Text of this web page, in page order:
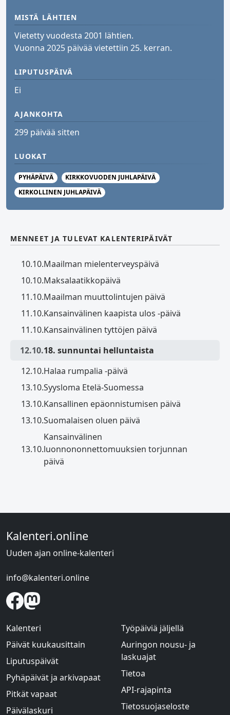
MISTÄ LÄHTIEN
Vietetty vuodesta 2001 lähtien.
Vuonna 2025 päivää vietettiin 25. kerran.
LIPUTUSPÄIVÄ
Ei
AJANKOHTA
299 päivää sitten
LUOKAT
PYHÄPÄIVÄ
KIRKKOVUODEN JUHLAPÄIVÄ
KIRKOLLINEN JUHLAPÄIVÄ
MENNEET JA TULEVAT KALENTERIPÄIVÄT
10.10.Maailman mielenterveyspäivä
10.10.Maksalaatikkopäivä
11.10.Maailman muuttolintujen päivä
11.10.Kansainvälinen kaapista ulos -päivä
11.10.Kansainvälinen tyttöjen päivä
12.10.18. sunnuntai helluntaista
12.10.Halaa rumpalia -päivä
13.10.Syysloma Etelä-Suomessa
13.10.Kansallinen epäonnistumisen päivä
13.10.Suomalaisen oluen päivä
13.10.
Kansainvälinen
luonnononnettomuuksien torjunnan
päivä
Kalenteri.online
Uuden ajan online-kalenteri
info@kalenteri.online
Kalenteri
Päivät kuukausittain
Liputuspäivät
Pyhäpäivät ja arkivapaat
Pitkät vapaat
Päivälaskuri
Työpäiviä jäljellä
Auringon nousu- ja
laskuajat
Tietoa
API-rajapinta
Tietosuojaseloste